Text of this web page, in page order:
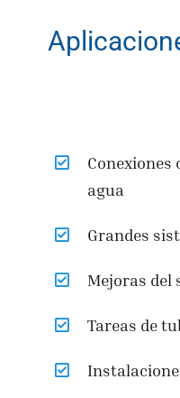
Conexiones
agua
Grandes
Mejoras del
Tareas de